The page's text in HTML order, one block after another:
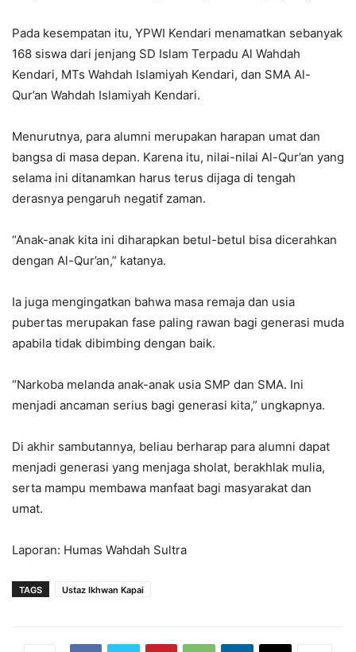
Pada kesempatan itu, YPWI Kendari menamatkan sebanyak
168 siswa dari jenjang SD Islam Terpadu Al Wahdah
Kendari, MTs Wahdah Islamiyah Kendari, dan SMA Al-
Qur’an Wahdah Islamiyah Kendari.
Menurutnya, para alumni merupakan harapan umat dan
bangsa di masa depan. Karena itu, nilai-nilai Al-Qur’an yang
selama ini ditanamkan harus terus dijaga di tengah
derasnya pengaruh negatif zaman.
“Anak-anak kita ini diharapkan betul-betul bisa dicerahkan
dengan Al-Qur’an,” katanya.
Ia juga mengingatkan bahwa masa remaja dan usia
pubertas merupakan fase paling rawan bagi generasi muda
apabila tidak dibimbing dengan baik.
“Narkoba melanda anak-anak usia SMP dan SMA. Ini
menjadi ancaman serius bagi generasi kita,” ungkapnya.
Di akhir sambutannya, beliau berharap para alumni dapat
menjadi generasi yang menjaga sholat, berakhlak mulia,
serta mampu membawa manfaat bagi masyarakat dan
umat.
Laporan: Humas Wahdah Sultra
TAGS Ustaz Ikhwan Kapai